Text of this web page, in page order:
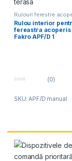
Rulouri ferestre
Rulou interior
fereastra acoperis
Fakro APF/D 1
u
(0)
SKU: APF/D manual